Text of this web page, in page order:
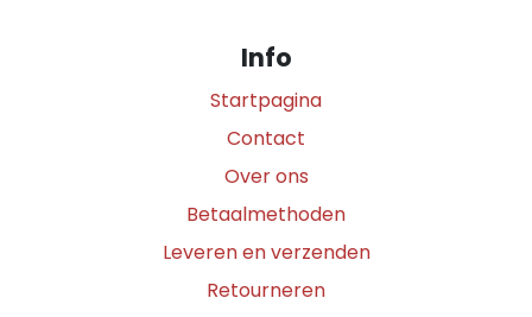
Info
Startpagina
Contact
Over ons
Betaalmethoden
Leveren en verzenden
Retourneren